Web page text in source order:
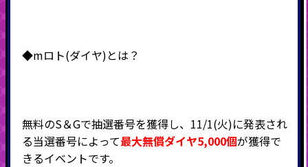
◆mロト(ダイヤ)とは？
無料のS＆Gで抽選番号を獲得し、11/1(火)に発表され
る当選番号によって最大無償ダイヤ5,000個が獲得で
きるイベントです。